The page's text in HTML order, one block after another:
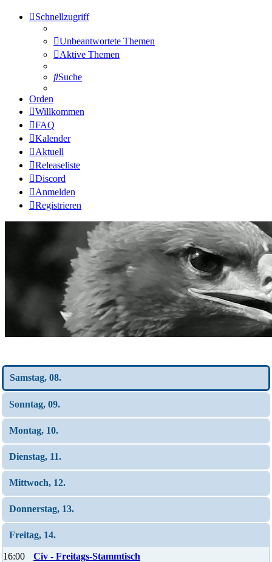
Schnellzugriff
Unbeantwortete Themen
Aktive Themen
Suche
Orden
Willkommen
FAQ
Kalender
Aktuell
Releaseliste
Discord
Anmelden
Registrieren
Samstag, 08.
Sonntag, 09.
Montag, 10.
Dienstag, 11.
Mittwoch, 12.
Donnerstag, 13.
Freitag, 14.
16:00 Civ - Freitags-Stammtisch